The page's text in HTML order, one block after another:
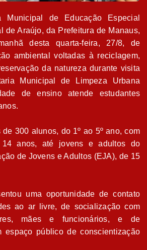
Municipal de Educação Especial
de Araújo, da Prefeitura de Manaus,
desta quarta-feira, 27/8, de
ambiental voltadas à reciclagem,
da natureza durante visita
Municipal de Limpeza Urbana
de ensino atende estudantes
300 alunos, do 1º ao 5º ano, com
anos, até jovens e adultos do
de Jovens e Adultos (EJA), de 15
uma oportunidade de contato
ao ar livre, de socialização com
mães e funcionários, e de
espaço público de conscientização